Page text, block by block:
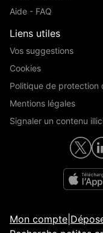
Aide - FAQ
Liens utiles
Vos suggestions
Cookies
Politique de protection
Mentions légales
Signaler un contenu
Mon compte